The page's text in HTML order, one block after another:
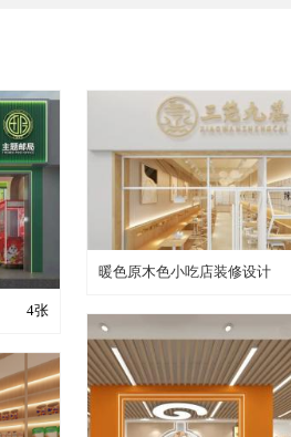
4张
装修成这样要花多少钱？
暖色原木色小吃店装修设计